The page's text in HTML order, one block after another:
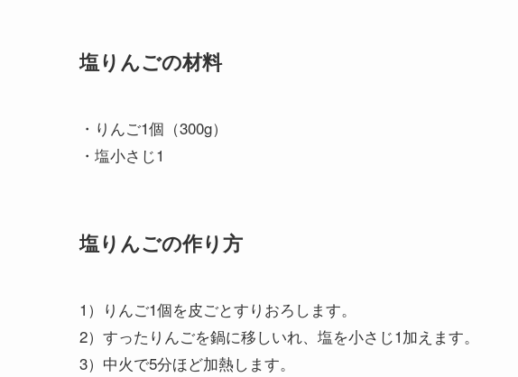
塩りんごの材料
・りんご1個（300g）
・塩小さじ1
塩りんごの作り方
1）りんご1個を皮ごとすりおろします。
2）すったりんごを鍋に移しいれ、塩を小さじ1加えます。
3）中火で5分ほど加熱します。